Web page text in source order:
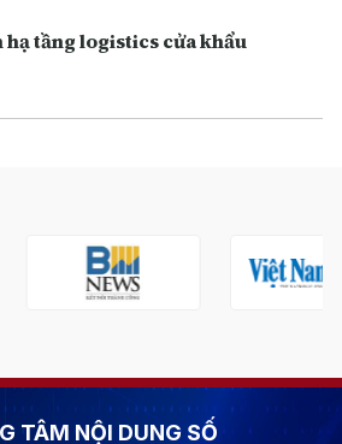
tầng logistics cửa khẩu
TÂM NỘI DUNG SỐ